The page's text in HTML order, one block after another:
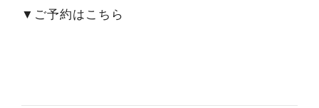
▼ご予約はこちら